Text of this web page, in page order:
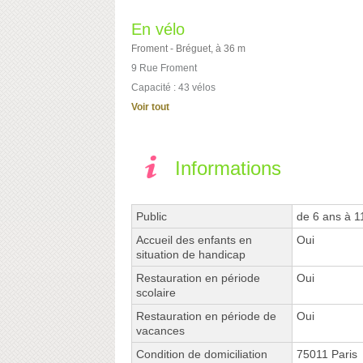
En vélo
Froment - Bréguet, à 36 m
9 Rue Froment
Capacité : 43 vélos
Voir tout
Informations
Public
de 6 ans à
Accueil des enfants en
situation de handicap
Oui
Restauration en période
scolaire
Oui
Restauration en période de
vacances
Oui
Condition de domiciliation
75011 Paris